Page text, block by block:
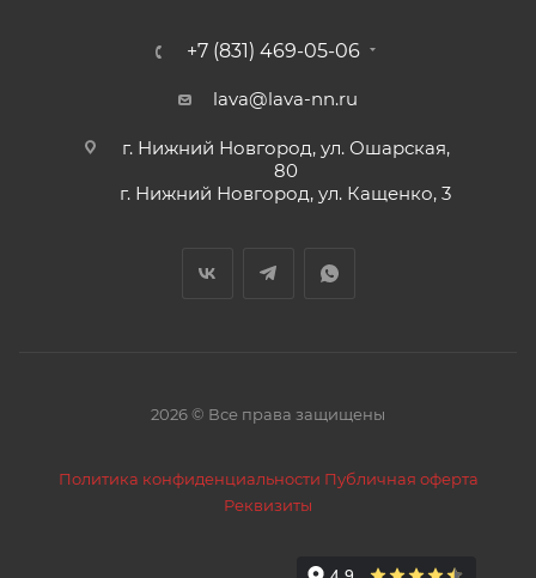
+7 (831) 469-05-06
lava@lava-nn.ru
г. Нижний Новгород, ул. Ошарская,
80
г. Нижний Новгород, ул. Кащенко, 3
2026 © Все права защищены
Политика конфиденциальности Публичная оферта
Реквизиты